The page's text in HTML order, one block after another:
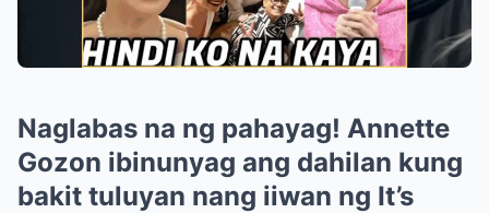
Naglabas na ng pahayag! Annette
Gozon ibinunyag ang dahilan kung
bakit tuluyan nang iiwan ng It’s